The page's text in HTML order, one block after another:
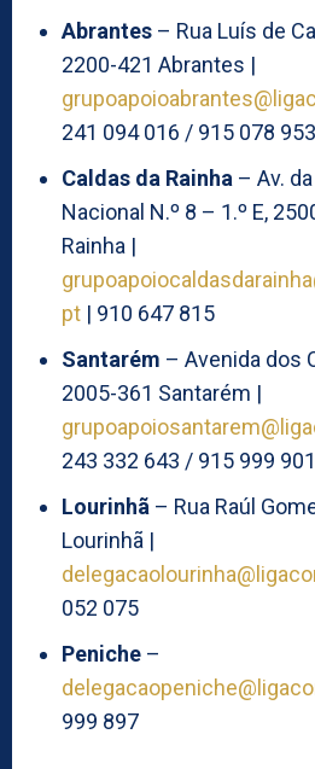
Abrantes – Rua Luís de
2200-421 Abrantes |
241 094 016 / 915 078 953
Caldas da Rainha – Av.
Nacional N.º 8 – 1.º E,
Rainha |
pt | 910 647 815
Santarém – Avenida dos
2005-361 Santarém |
243 332 643 / 915 999 901
Lourinhã – Rua Raúl
Lourinhã |
052 075
Peniche –
999 897